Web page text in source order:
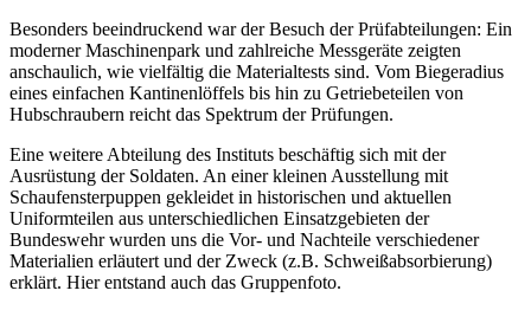
Besonders beeindruckend war der Besuch der Prüfabteilungen: Ein
moderner Maschinenpark und zahlreiche Messgeräte zeigten
anschaulich, wie vielfältig die Materialtests sind. Vom Biegeradius
eines einfachen Kantinenlöffels bis hin zu Getriebeteilen von
Hubschraubern reicht das Spektrum der Prüfungen.
Eine weitere Abteilung des Instituts beschäftig sich mit der
Ausrüstung der Soldaten. An einer kleinen Ausstellung mit
Schaufensterpuppen gekleidet in historischen und aktuellen
Uniformteilen aus unterschiedlichen Einsatzgebieten der
Bundeswehr wurden uns die Vor- und Nachteile verschiedener
Materialien erläutert und der Zweck (z.B. Schweißabsorbierung)
erklärt. Hier entstand auch das Gruppenfoto.